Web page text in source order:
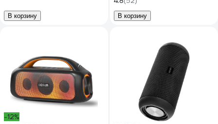
В корзину В корзину
-12%